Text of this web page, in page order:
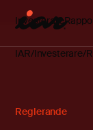
Investerare
IAR Investerare
Reglerande